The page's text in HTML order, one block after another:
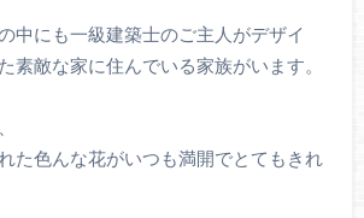
中にも一級建築士のご主人がデザイ
素敵な家に住んでいる家族がいます。
た色んな花がいつも満開でとてもきれ